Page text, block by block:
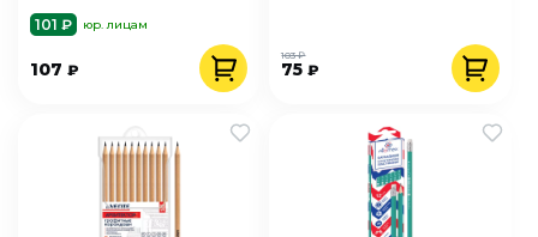
101 ₽
юр. лицам
107 ₽ 75₽
103 ₽